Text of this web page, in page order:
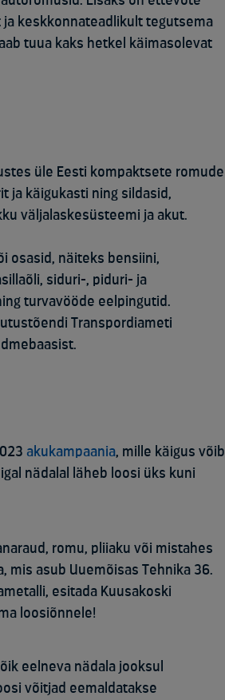
keskkonnateadlikult tegutsema
tuua kaks hetkel käimasolevat
üle Eesti kompaktsete romude
ja käigukasti ning sildasid,
väljalaskesüsteemi ja akut.
osasid, näiteks bensiini,
siduri-, piduri- ja
turvavööde eelpingutid.
Transpordiameti
akukampaania, mille käigus võib
nädalal läheb loosi üks kuni
romu, pliiaku või mistahes
mis asub Uuemõisas Tehnika 36.
esitada Kuusakoski
loosiõnnele!
eelneva nädala jooksul
võitjad eemaldatakse